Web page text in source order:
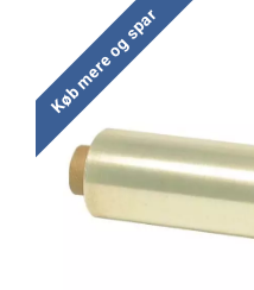
Køb mere og spar